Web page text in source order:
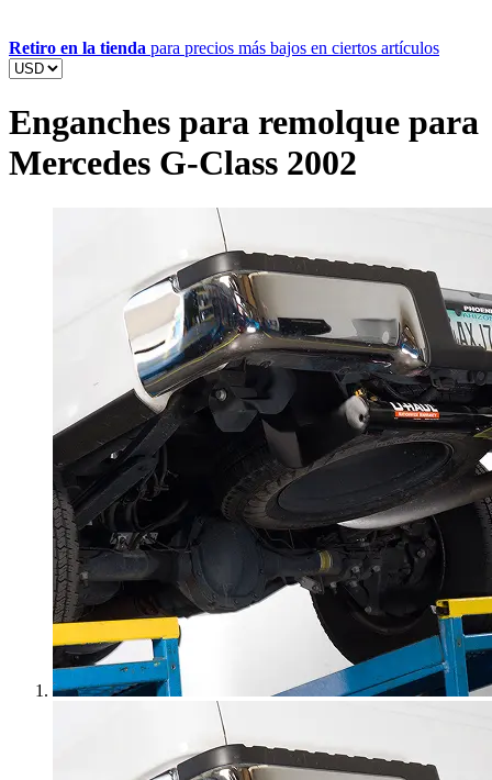
Retiro en la tienda para precios más bajos en ciertos artículos
Enganches para remolque para
Mercedes G-Class 2002